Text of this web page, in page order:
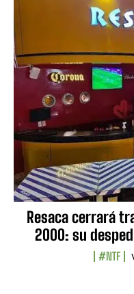
Resaca cerrará
2000: su
#NTF